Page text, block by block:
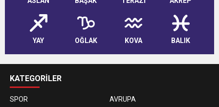
YAY OĞLAK KOVA BALIK
KATEGORİLER
SPOR AVRUPA